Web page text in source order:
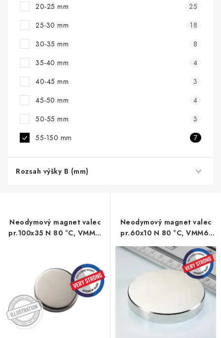
20-25 mm
25
25-30 mm
18
30-35 mm
8
35-40 mm
4
40-45 mm
3
45-50 mm
4
50-55 mm
3
55-150 mm
7
Rozsah výšky B (mm)
Neodymový magnet valec
pr.100x35 N 80 °C, VMM7-
Neodymový magnet valec
pr.60x10 N 80 °C, VMM6-
N40